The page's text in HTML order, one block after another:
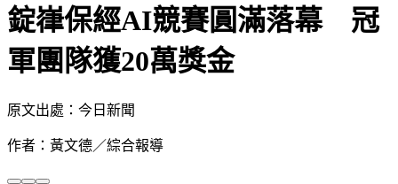
錠嵂保經AI競賽圓滿落幕 冠
軍團隊獲20萬獎金
原文出處：今日新聞
作者：黃文德／綜合報導